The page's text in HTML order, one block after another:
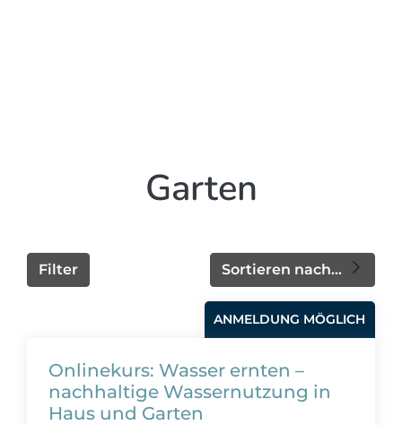
Garten
Sortieren nach...
Filter
ANMELDUNG MÖGLICH
Onlinekurs: Wasser ernten –
nachhaltige Wassernutzung in
Haus und Garten